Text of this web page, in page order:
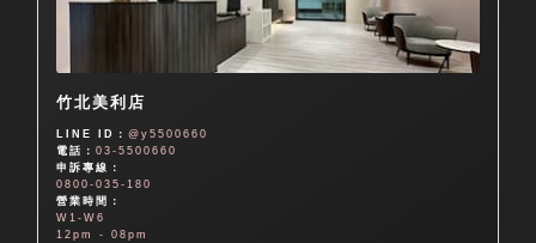
竹北美利店
LINE ID：@y5500660
電話：03-5500660
申訴專線：
0800-035-180
營業時間：
W1-W6
12pm - 08pm